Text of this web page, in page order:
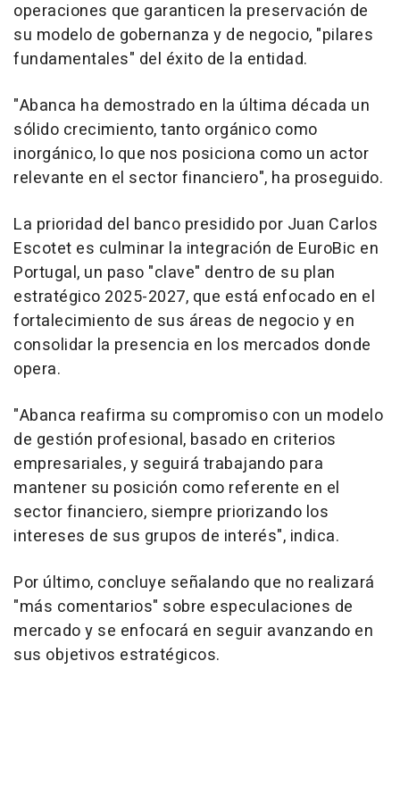
operaciones que garanticen la preservación de
su modelo de gobernanza y de negocio, "pilares
fundamentales" del éxito de la entidad.
"Abanca ha demostrado en la última década un
sólido crecimiento, tanto orgánico como
inorgánico, lo que nos posiciona como un actor
relevante en el sector financiero", ha proseguido.
La prioridad del banco presidido por Juan Carlos
Escotet es culminar la integración de EuroBic en
Portugal, un paso "clave" dentro de su plan
estratégico 2025-2027, que está enfocado en el
fortalecimiento de sus áreas de negocio y en
consolidar la presencia en los mercados donde
opera.
"Abanca reafirma su compromiso con un modelo
de gestión profesional, basado en criterios
empresariales, y seguirá trabajando para
mantener su posición como referente en el
sector financiero, siempre priorizando los
intereses de sus grupos de interés", indica.
Por último, concluye señalando que no realizará
"más comentarios" sobre especulaciones de
mercado y se enfocará en seguir avanzando en
sus objetivos estratégicos.